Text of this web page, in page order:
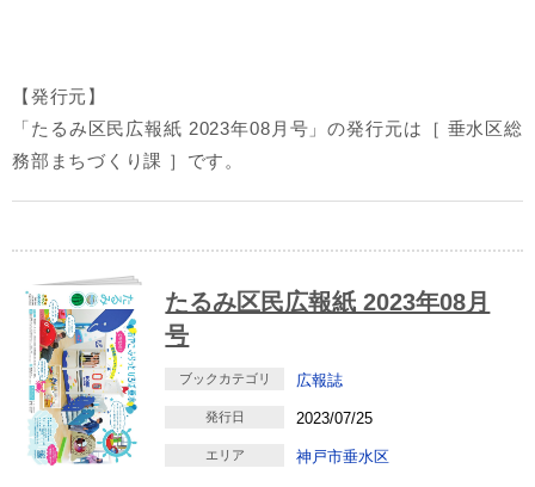
【発行元】
「たるみ区民広報紙 2023年08月号」の発行元は［ 垂水区総
務部まちづくり課 ］です。
たるみ区民広報紙 2023年08月
号
ブックカテゴリ 広報誌
発行日 2023/07/25
エリア 神戸市垂水区